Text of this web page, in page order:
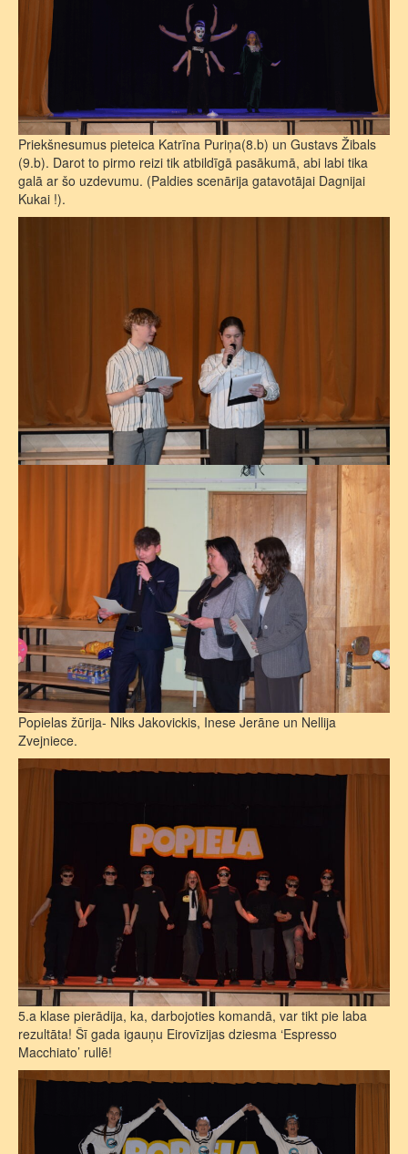
Priekšnesumus pieteica Katrīna Puriņa(8.b) un Gustavs Žibals
(9.b). Darot to pirmo reizi tik atbildīgā pasākumā, abi labi tika
galā ar šo uzdevumu. (Paldies scenārija gatavotājai Dagnijai
Kukai !).
Popielas žūrija- Niks Jakovickis, Inese Jerāne un Nellija
Zvejniece.
5.a klase pierādija, ka, darbojoties komandā, var tikt pie laba
rezultāta! Šī gada igauņu Eirovīzijas dziesma ‘Espresso
Macchiato’ rullē!